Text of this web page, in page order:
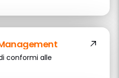
conformi alle